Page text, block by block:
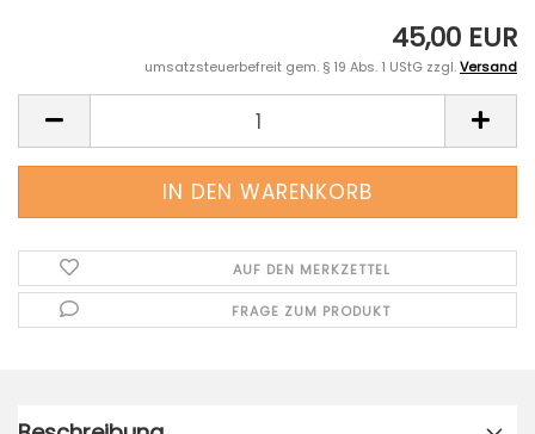
45,00 EUR
umsatzsteuerbefreit gem. § 19 Abs. 1 UStG zzgl.Versand
AUF DEN MERKZETTEL
FRAGE ZUM PRODUKT